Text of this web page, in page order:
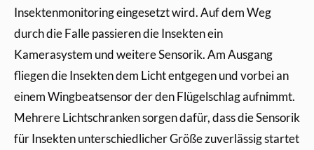
Insektenmonitoring eingesetzt wird. Auf dem Weg
durch die Falle passieren die Insekten ein
Kamerasystem und weitere Sensorik. Am Ausgang
fliegen die Insekten dem Licht entgegen und vorbei an
einem Wingbeatsensor der den Flügelschlag aufnimmt.
Mehrere Lichtschranken sorgen dafür, dass die Sensorik
für Insekten unterschiedlicher Größe zuverlässig startet